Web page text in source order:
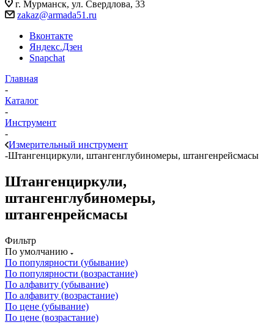
г. Мурманск, ул. Свердлова, 33
zakaz@armada51.ru
Вконтакте
Яндекс.Дзен
Snapchat
Главная
-
Каталог
-
Инструмент
-
Измерительный инструмент
-Штангенциркули, штангенглубиномеры, штангенрейсмасы
Штангенциркули,
штангенглубиномеры,
штангенрейсмасы
Фильтр
По умолчанию
По популярности (убывание)
По популярности (возрастание)
По алфавиту (убывание)
По алфавиту (возрастание)
По цене (убывание)
По цене (возрастание)